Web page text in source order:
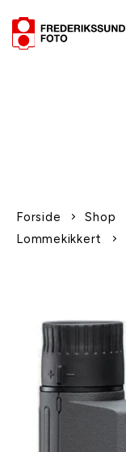
Forside Shop
Lommekikkert